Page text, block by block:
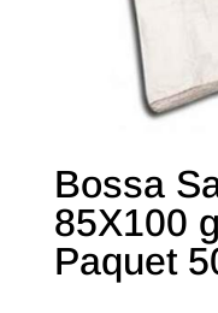
Bossa
85X100
Paquet